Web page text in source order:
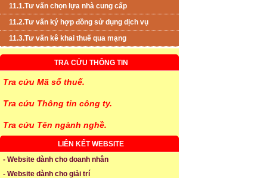
11.1.Tư vấn chọn lựa nhà cung cấp
11.2.Tư vấn ký hợp đồng sử dụng dịch vụ
11.3.Tư vấn kê khai thuế qua mạng
TRA CỨU THÔNG TIN
Tra cứu Mã số thuế.
Tra cứu Thông tin công ty.
Tra cứu Tên ngành nghề.
LIÊN KẾT WEBSITE
- Website dành cho doanh nhân
- Website dành cho giải trí